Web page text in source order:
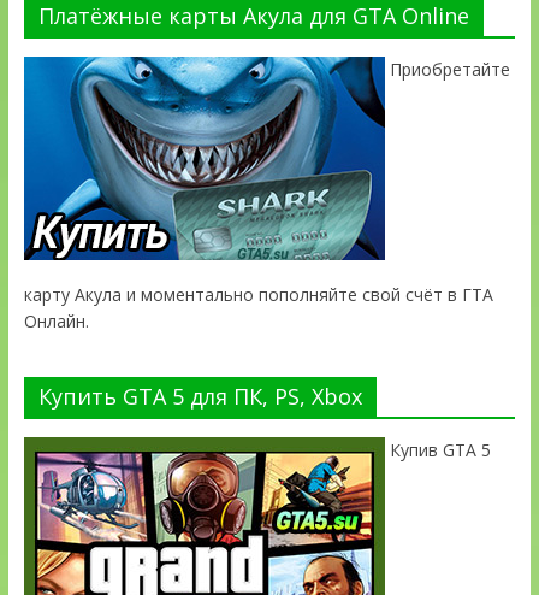
Платёжные карты Акула для GTA Online
Приобретайте
карту Акула и моментально пополняйте свой счёт в ГТА
Онлайн.
Купить GTA 5 для ПК, PS, Xbox
Купив GTA 5